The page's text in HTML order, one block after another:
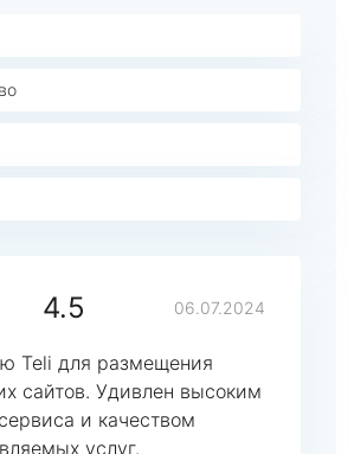
4.5 06.07.2024
Teli для размещения
сайтов. Удивлен высоким
и качеством
услуг.